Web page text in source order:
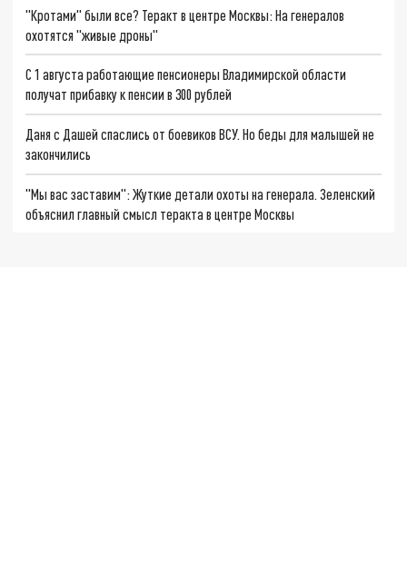
"Кротами" были все? Теракт в центре Москвы: На генералов
охотятся "живые дроны"
С 1 августа работающие пенсионеры Владимирской области
получат прибавку к пенсии в 300 рублей
Даня с Дашей спаслись от боевиков ВСУ. Но беды для малышей не
закончились
"Мы вас заставим": Жуткие детали охоты на генерала. Зеленский
объяснил главный смысл теракта в центре Москвы